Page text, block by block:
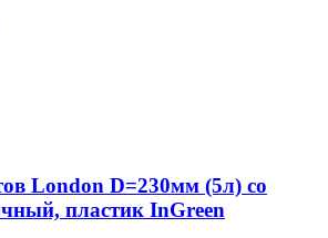
London D=230мм (5л) со
пластик InGreen